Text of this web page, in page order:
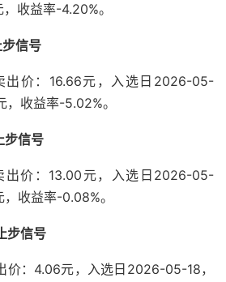
收益率-4.20%。
信号
出价：16.66元，入选日2026-05-
收益率-5.02%。
信号
出价：13.00元，入选日2026-05-
收益率-0.08%。
步信号
价：4.06元，入选日2026-05-18，